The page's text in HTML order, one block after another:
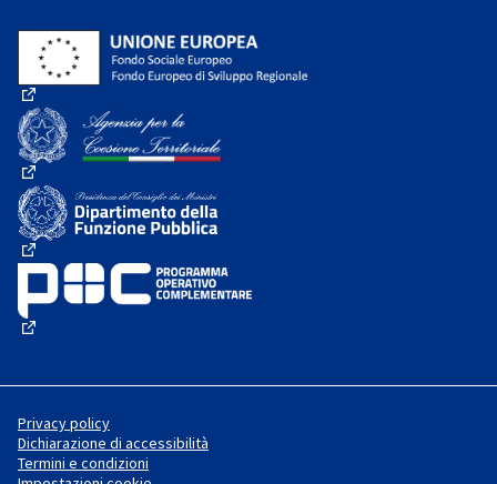
(Collegamento esterno)
(Collegamento esterno)
(Collegamento esterno)
Privacy policy
Dichiarazione di accessibilità
Termini e condizioni